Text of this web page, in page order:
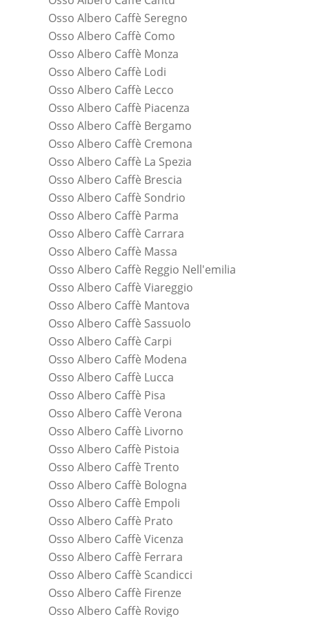
Osso Albero Caffè Seregno
Osso Albero Caffè Como
Osso Albero Caffè Monza
Osso Albero Caffè Lodi
Osso Albero Caffè Lecco
Osso Albero Caffè Piacenza
Osso Albero Caffè Bergamo
Osso Albero Caffè Cremona
Osso Albero Caffè La Spezia
Osso Albero Caffè Brescia
Osso Albero Caffè Sondrio
Osso Albero Caffè Parma
Osso Albero Caffè Carrara
Osso Albero Caffè Massa
Osso Albero Caffè Reggio Nell'emilia
Osso Albero Caffè Viareggio
Osso Albero Caffè Mantova
Osso Albero Caffè Sassuolo
Osso Albero Caffè Carpi
Osso Albero Caffè Modena
Osso Albero Caffè Lucca
Osso Albero Caffè Pisa
Osso Albero Caffè Verona
Osso Albero Caffè Livorno
Osso Albero Caffè Pistoia
Osso Albero Caffè Trento
Osso Albero Caffè Bologna
Osso Albero Caffè Empoli
Osso Albero Caffè Prato
Osso Albero Caffè Vicenza
Osso Albero Caffè Ferrara
Osso Albero Caffè Scandicci
Osso Albero Caffè Firenze
Osso Albero Caffè Rovigo